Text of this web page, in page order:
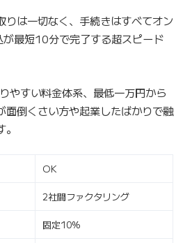
りは一切なく、手続きはすべてオン
最短10分で完了する超スピード
やすい料金体系、最低一万円から
面倒くさい方や起業したばかりで融
OK
2社間ファクタリング
固定10%